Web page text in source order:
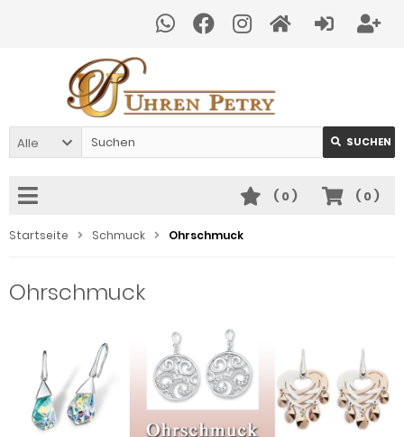
Alle SUCHEN
( 0)
( 0)
Startseite Schmuck Ohrschmuck
Ohrschmuck